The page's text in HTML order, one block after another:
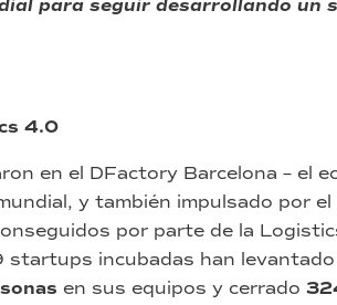
para seguir desarrollando un
4.0
en el DFactory Barcelona – el
y también impulsado por el
por parte de la
startups incubadas han levantado
en sus equipos y cerrado